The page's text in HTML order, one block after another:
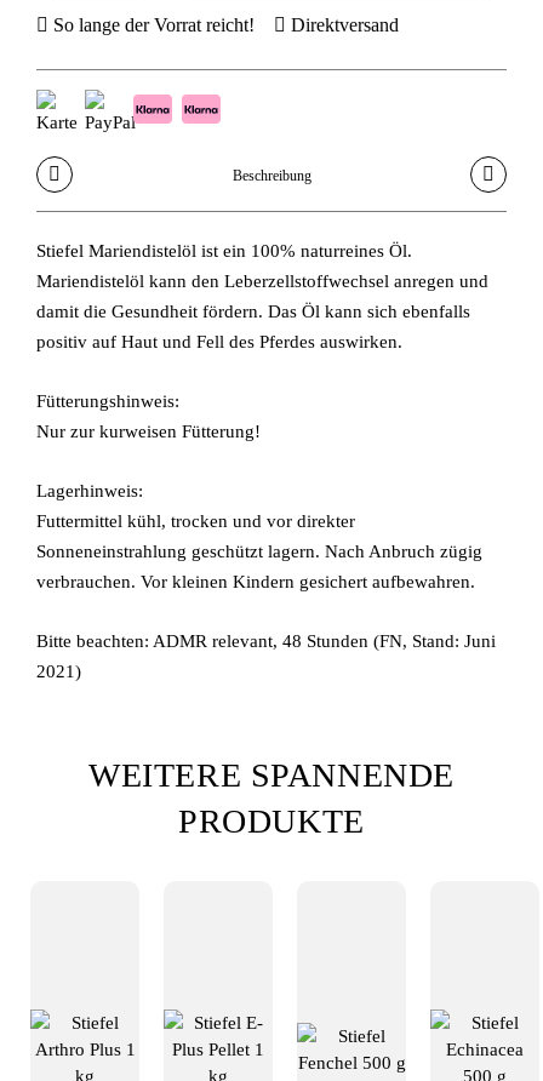
So lange der Vorrat reicht! Direktversand
Beschreibung
Stiefel Mariendistelöl ist ein 100% naturreines Öl.
Mariendistelöl kann den Leberzellstoffwechsel anregen und
damit die Gesundheit fördern. Das Öl kann sich ebenfalls
positiv auf Haut und Fell des Pferdes auswirken.
Fütterungshinweis:
Nur zur kurweisen Fütterung!
Lagerhinweis:
Futtermittel kühl, trocken und vor direkter
Sonneneinstrahlung geschützt lagern. Nach Anbruch zügig
verbrauchen. Vor kleinen Kindern gesichert aufbewahren.
Bitte beachten: ADMR relevant, 48 Stunden (FN, Stand: Juni
2021)
WEITERE SPANNENDE
PRODUKTE